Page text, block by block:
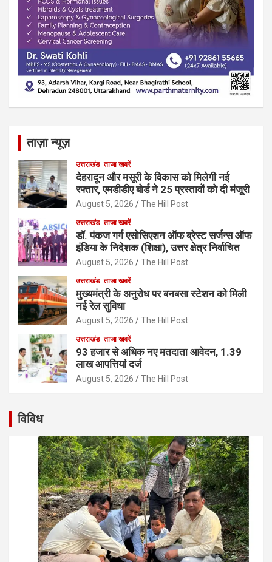
ताज़ा न्यूज़
उत्तराखंड ताजा खबरें
देहरादून और मसूरी के विकास को मिलेगी नई
रफ्तार, एमडीडीए बोर्ड ने 25 प्रस्तावों को दी मंजूरी
August 5, 2026 The Hill Post
उत्तराखंड ताजा खबरें
डॉ. पंकज गर्ग एसोसिएशन ऑफ ब्रेस्ट सर्जन्स ऑफ
इंडिया के निदेशक (शिक्षा), उत्तर क्षेत्र निर्वाचित
August 5, 2026 The Hill Post
उत्तराखंड ताजा खबरें
मुख्यमंत्री के अनुरोध पर बनबसा स्टेशन को मिली
नई रेल सुविधा
August 5, 2026 The Hill Post
उत्तराखंड ताजा खबरें
93 हजार से अधिक नए मतदाता आवेदन, 1.39
लाख आपत्तियां दर्ज
August 5, 2026 The Hill Post
विविध